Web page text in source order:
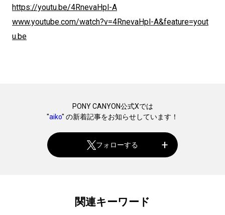
https://youtu.be/4RnevaHpl-A
www.youtube.com/watch?v=4RnevaHpl-A&feature=yout
u.be
PONY CANYON公式Xでは
"aiko" の新着記事をお知らせしています！
フォローする
関連キーワード